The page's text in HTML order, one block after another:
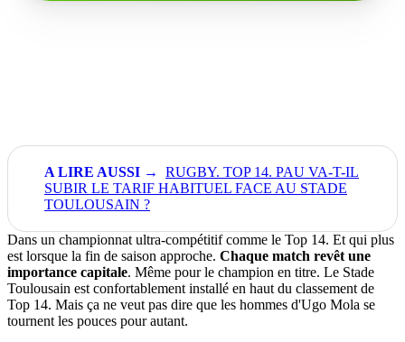
RUGBY. TOP 14. PAU VA-T-IL
SUBIR LE TARIF HABITUEL FACE AU STADE
TOULOUSAIN ?
Dans un championnat ultra-compétitif comme le Top 14. Et qui plus
est lorsque la fin de saison approche. Chaque match revêt une
importance capitale. Même pour le champion en titre. Le Stade
Toulousain est confortablement installé en haut du classement de
Top 14. Mais ça ne veut pas dire que les hommes d'Ugo Mola se
tournent les pouces pour autant.